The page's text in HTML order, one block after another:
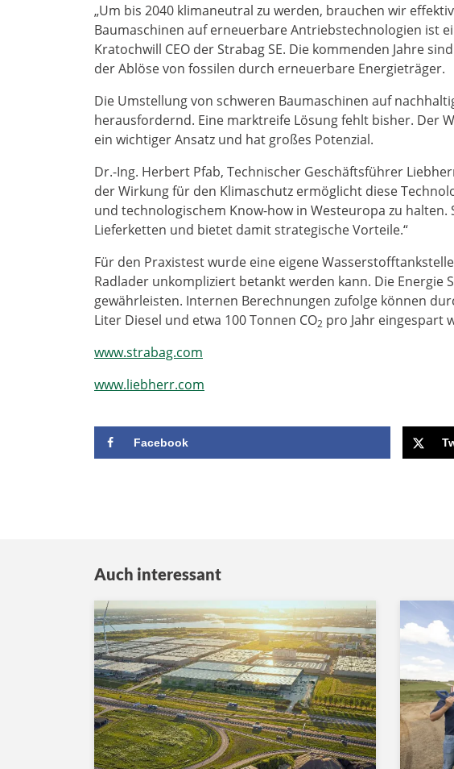
„Um bis 2040 klimaneutral zu werden, brauchen wir
Baumaschinen auf erneuerbare Antriebstechnologien ist
Kratochwill CEO der Strabag SE. Die kommenden Jahre
der Ablöse von fossilen durch erneuerbare Energieträger.
Die Umstellung von schweren Baumaschinen auf
herausfordernd. Eine marktreife Lösung fehlt bisher. Der
ein wichtiger Ansatz und hat großes Potenzial.
Dr.-Ing. Herbert Pfab, Technischer Geschäftsführer
der Wirkung für den Klimaschutz ermöglicht diese
und technologischem Know-how in Westeuropa zu halten.
Lieferketten und bietet damit strategische Vorteile.“
Für den Praxistest wurde eine eigene
Radlader unkompliziert betankt werden kann. Die Energie
gewährleisten. Internen Berechnungen zufolge können
Liter Diesel und etwa 100 Tonnen CO2 pro Jahr eingespart
www.strabag.com
www.liebherr.com
Facebook
Auch interessant